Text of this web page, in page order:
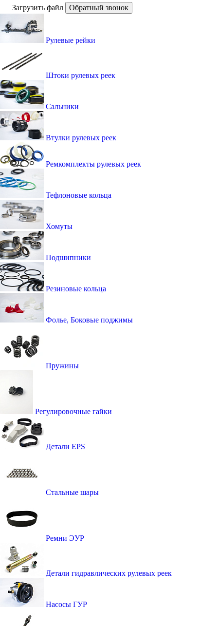
Загрузить файл
Обратный звонок
Рулевые рейки
Штоки рулевых реек
Сальники
Втулки рулевых реек
Ремкомплекты рулевых реек
Тефлоновые кольца
Хомуты
Подшипники
Резиновые кольца
Фолье, Боковые поджимы
Пружины
Регулировочные гайки
Детали EPS
Стальные шары
Ремни ЭУР
Детали гидравлических рулевых реек
Насосы ГУР